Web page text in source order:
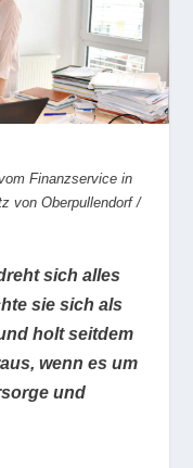
Finanzservice in
von Oberpullendorf /
sich alles
sie sich als
holt seitdem
wenn es um
und